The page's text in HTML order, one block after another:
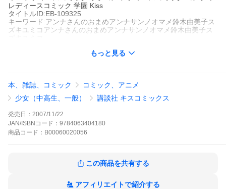
レディースコミック 学園 Kiss
タイトルID:EB-109325
キーワード:アンナさんのおまめアンナサンノオマメ鈴木由美子ス
ズキユミコアンナさんのおまめアンナサンノオマメ鈴木由美子ス
※当ストアの商品は、アプリでは購入できません。
ベストセラー レディースコミック ラブコメ
ー
レディースコミック ラブコメ レディースコミック コメディ
ディースコミック 学園
Kiss
巨乳でスタイル抜群だけれど、顔はサカナの桃山リリ。親友のア
ンナは超美人で、リリはいわゆる「おまめさん(美人のおまけ)」。
しかし、現実を一切シャットアウトし、自分を超美人と信じて疑
わないリリ。世の中の男は全て自分に夢中と妄想してやまないリ
アンナさんのおまめの作品をもっと見る
もっと見る
本、雑誌、コミック
コミック、アニメ
少女（中高生、一般）
講談社 キスコミックス
発売日： 2007/11/22
JAN/ISBNコード： 9784063404180
商品 コード： B00060020056
この商品を共有する
アフィリエイトで紹介する